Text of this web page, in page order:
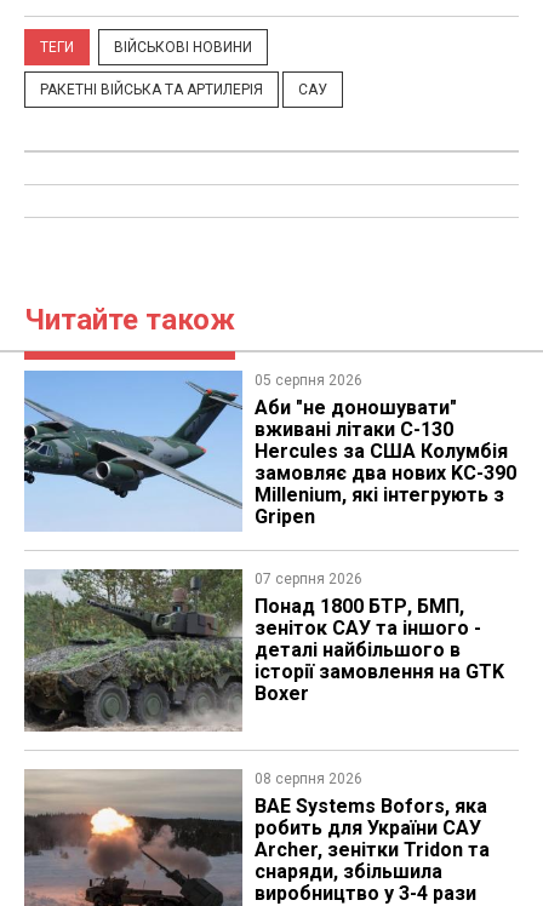
ТЕГИ ВІЙСЬКОВІ НОВИНИ
РАКЕТНІ ВІЙСЬКА ТА АРТИЛЕРІЯ САУ
Читайте також
05 серпня 2026
Аби "не доношувати"
вживані літаки C-130
Hercules за США Колумбія
замовляє два нових KC-390
Millenium, які інтегрують з
Gripen
07 серпня 2026
Понад 1800 БТР, БМП,
зеніток САУ та іншого -
деталі найбільшого в
історії замовлення на GTK
Boxer
08 серпня 2026
BAE Systems Bofors, яка
робить для України САУ
Archer, зенітки Tridon та
снаряди, збільшила
виробництво у 3-4 рази